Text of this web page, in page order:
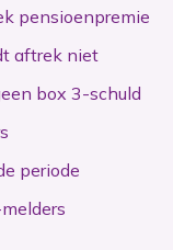
pensioenpremie
aftrek niet
box 3-schuld
periode